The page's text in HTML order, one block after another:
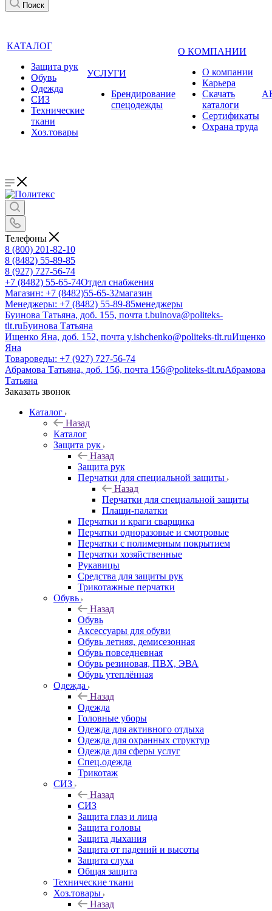
Поиск
КАТАЛОГ
Защита рук
Обувь
Одежда
СИЗ
Технические
ткани
Хоз.товары
УСЛУГИ
Брендирование
спецодежды
О КОМПАНИИ
О компании
Карьера
Cкачать
каталоги
Сертификаты
Охрана труда
Телефоны
8 (800) 201-82-10
8 (8482) 55-89-85
8 (927) 727-56-74
+7 (8482) 55-65-74Отдел снабжения
Магазин: +7 (8482)55-65-32магазин
Менеджеры: +7 (8482) 55-89-85менеджеры
Буинова Татьяна, доб. 155, почта t.buinova@politeks-
tlt.ruБуинова Татьяна
Ищенко Яна, доб. 152, почта y.ishchenko@politeks-tlt.ruИщенко
Яна
Товароведы: +7 (927) 727-56-74
Абрамова Татьяна, доб. 156, почта 156@politeks-tlt.ruАбрамова
Татьяна
Заказать звонок
Каталог
Назад
Каталог
Защита рук
Назад
Защита рук
Перчатки для специальной защиты
Назад
Перчатки для специальной защиты
Плащи-палатки
Перчатки и краги сварщика
Перчатки одноразовые и смотровые
Перчатки с полимерным покрытием
Перчатки хозяйственные
Рукавицы
Средства для защиты рук
Трикотажные перчатки
Обувь
Назад
Обувь
Аксессуары для обуви
Обувь летняя, демисезонная
Обувь повседневная
Обувь резиновая, ПВХ, ЭВА
Обувь утеплённая
Одежда
Назад
Одежда
Головные уборы
Одежда для активного отдыха
Одежда для охранных структур
Одежда для сферы услуг
Спец.одежда
Трикотаж
СИЗ
Назад
СИЗ
Защита глаз и лица
Защита головы
Защита дыхания
Защита от падений и высоты
Защита слуха
Общая защита
Технические ткани
Хоз.товары
Назад